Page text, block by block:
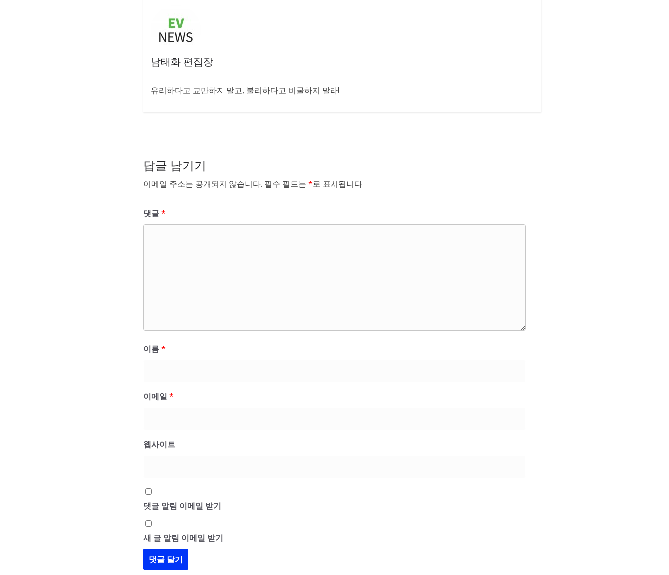
남태화 편집장
유리하다고 교만하지 말고, 불리하다고 비굴하지 말라!
답글 남기기
이메일 주소는 공개되지 않습니다. 필수 필드는 *로 표시됩니다
댓글*
이름*
이메일 *
웹사이트
댓글 알림 이메일 받기
새 글 알림 이메일 받기